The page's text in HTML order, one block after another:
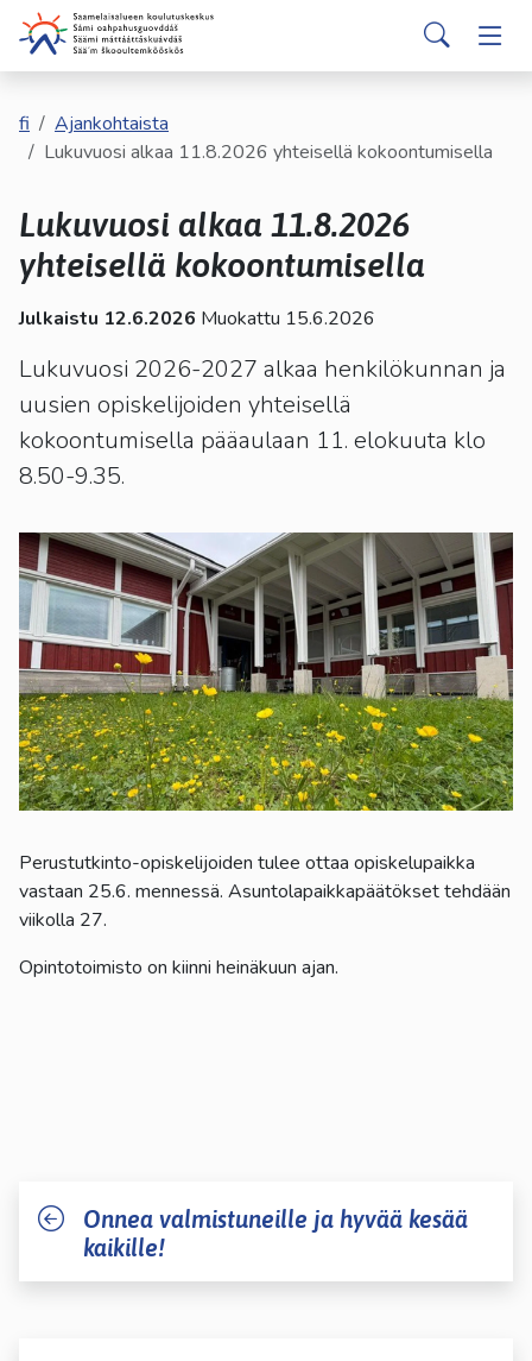
Siirry pääsisältöönenglish
Valitse
oleva
tulos
ja
alasnuolilla.
Siirry
valittuun
painamalla
enteriä.
Kosketuslaitteiden
käyttäjät
voivat
kosketus-
ja
pyyhkäisyliikkeitä.
Hakijalle
Opiskelijalle
Palvelut
Yhteystiedot
fi
Ajankohtaista
Lukuvuosi alkaa 11.8.2026 yhteisellä kokoontumisella
Lukuvuosi alkaa 11.8.2026
yhteisellä kokoontumisella
Julkaistu 12.6.2026 Muokattu 15.6.2026
Lukuvuosi 2026-2027 alkaa henkilökunnan ja
uusien opiskelijoiden yhteisellä
kokoontumisella pääaulaan 11. elokuuta klo
8.50-9.35.
Perustutkinto-opiskelijoiden tulee ottaa opiskelupaikka
vastaan 25.6. mennessä. Asuntolapaikkapäätökset tehdään
viikolla 27.
Opintotoimisto on kiinni heinäkuun ajan.
Onnea valmistuneille ja hyvää kesää
kaikille!